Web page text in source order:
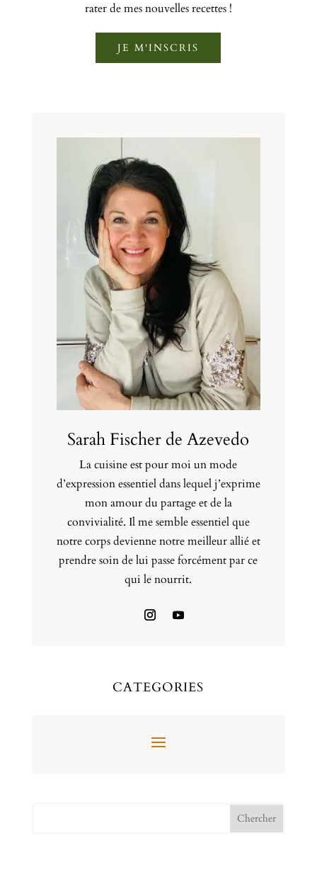
rater de mes nouvelles recettes !
JE M'INSCRIS
Sarah Fischer de Azevedo
La cuisine est pour moi un mode
d’expression essentiel dans lequel j’exprime
mon amour du partage et de la
convivialité. Il me semble essentiel que
notre corps devienne notre meilleur allié et
prendre soin de lui passe forcément par ce
qui le nourrit.
CATEGORIES